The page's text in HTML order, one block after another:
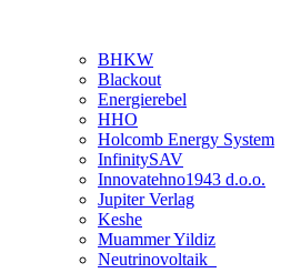
BHKW
Blackout
Energierebel
HHO
Holcomb Energy System
InfinitySAV
Innovatehno1943 d.o.o.
Jupiter Verlag
Keshe
Muammer Yildiz
Neutrinovoltaik